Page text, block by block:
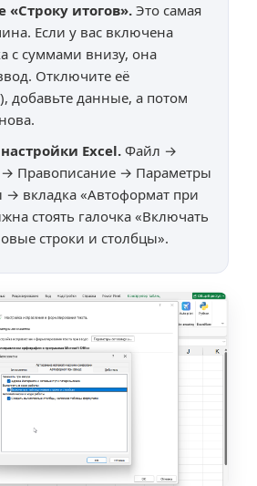
итогов». Это самая
Если у вас включена
с суммами внизу, она
Отключите её
добавьте данные, а потом
Excel. Файл →
Правописание → Параметры
→ вкладка «Автоформат при
стоять галочка «Включать
строки и столбцы».